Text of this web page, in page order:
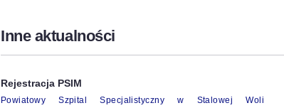
Inne aktualności
Rejestracja PSIM
Powiatowy Szpital Specjalistyczny w Stalowej Woli